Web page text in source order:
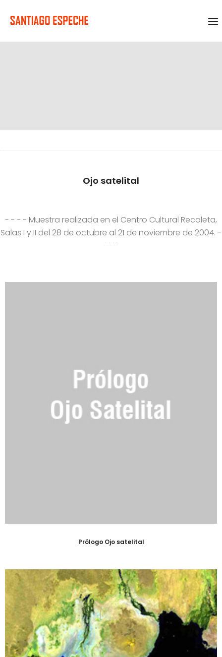
Ojo satelital
- - - - Muestra realizada en el Centro Cultural Recoleta,
Salas I y II del 28 de octubre al 21 de noviembre de 2004. -
---
Prólogo Ojo satelital